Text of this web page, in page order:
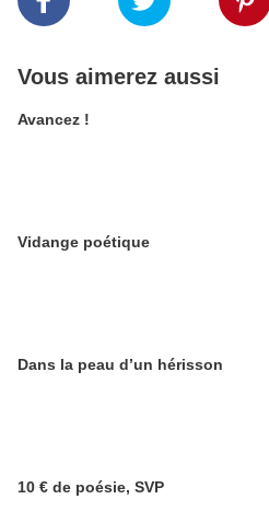
Vous aimerez aussi
Avancez !
Vidange poétique
Dans la peau d’un hérisson
10 € de poésie, SVP